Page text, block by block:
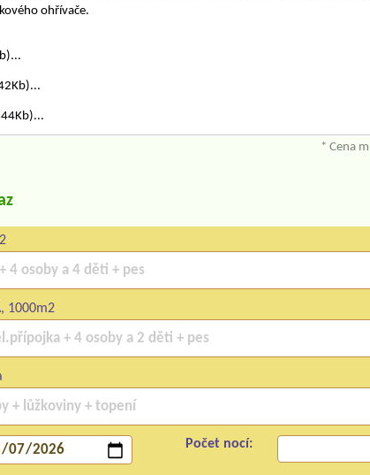
ohřívače.
* Cena
1000m2
Počet nocí: